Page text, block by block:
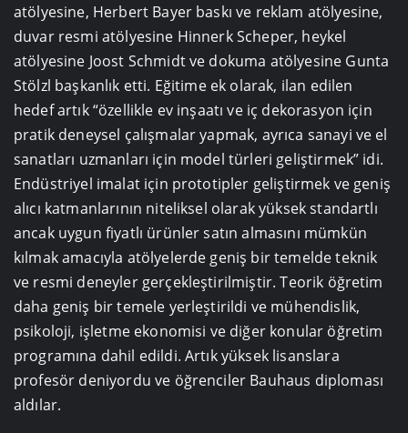
atölyesine, Herbert Bayer baskı ve reklam atölyesine,
duvar resmi atölyesine Hinnerk Scheper, heykel
atölyesine Joost Schmidt ve dokuma atölyesine Gunta
Stölzl başkanlık etti. Eğitime ek olarak, ilan edilen
hedef artık “özellikle ev inşaatı ve iç dekorasyon için
pratik deneysel çalışmalar yapmak, ayrıca sanayi ve el
sanatları uzmanları için model türleri geliştirmek” idi.
Endüstriyel imalat için prototipler geliştirmek ve geniş
alıcı katmanlarının niteliksel olarak yüksek standartlı
ancak uygun fiyatlı ürünler satın almasını mümkün
kılmak amacıyla atölyelerde geniş bir temelde teknik
ve resmi deneyler gerçekleştirilmiştir. Teorik öğretim
daha geniş bir temele yerleştirildi ve mühendislik,
psikoloji, işletme ekonomisi ve diğer konular öğretim
programına dahil edildi. Artık yüksek lisanslara
profesör deniyordu ve öğrenciler Bauhaus diploması
aldılar.